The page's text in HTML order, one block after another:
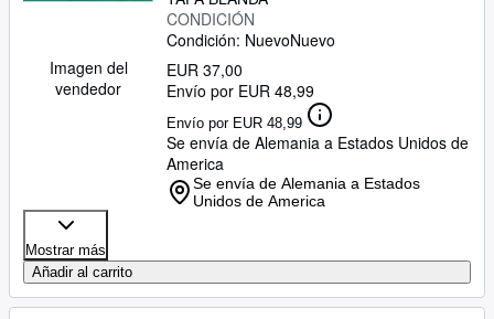
Imagen del
vendedor
CONDICIÓN
Condición: NuevoNuevo
EUR 37,00
Envío por EUR 48,99
Envío por EUR 48,99
Se envía de Alemania a Estados Unidos de
America
Se envía de Alemania a Estados
Unidos de America
Mostrar más
Añadir al carrito